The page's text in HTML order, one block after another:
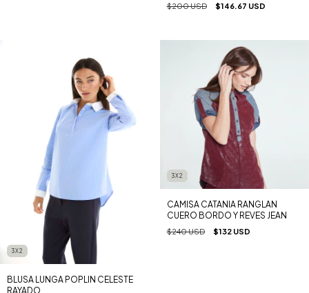
$200 USD $146.67 USD
3X2
BLUSA LUNGA POPLIN CELESTE
RAYADO
3X2
CAMISA CATANIA RANGLAN
CUERO BORDO Y REVES JEAN
$240 USD $132 USD